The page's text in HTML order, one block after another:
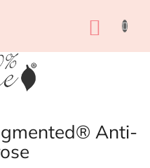
Anti-